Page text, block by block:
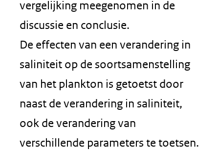
vergelijking meegenomen in de
discussie en conclusie.
De effecten van een verandering in
saliniteit op de soortsamenstelling
van het plankton is getoetst door
naast de verandering in saliniteit,
ook de verandering van
verschillende parameters te toetsen.